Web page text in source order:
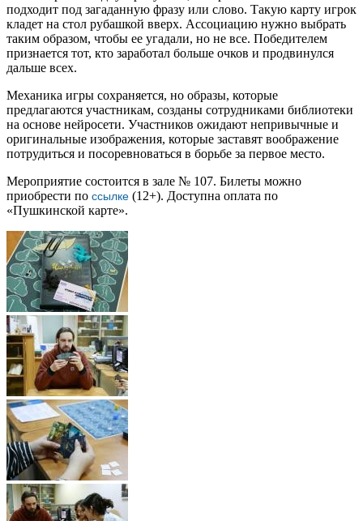
подходит под загаданную фразу или слово. Такую карту игрок
кладет на стол рубашкой вверх. Ассоциацию нужно выбрать
таким образом, чтобы ее угадали, но не все. Победителем
признается тот, кто заработал больше очков и продвинулся
дальше всех.
Механика игры сохраняется, но образы, которые
предлагаются участникам, созданы сотрудниками библиотеки
на основе нейросети. Участников ожидают непривычные и
оригинальные изображения, которые заставят воображение
потрудиться и посоревноваться в борьбе за первое место.
Мероприятие состоится в зале № 107. Билеты можно
приобрести по ссылке (12+). Доступна оплата по
«Пушкинской карте».